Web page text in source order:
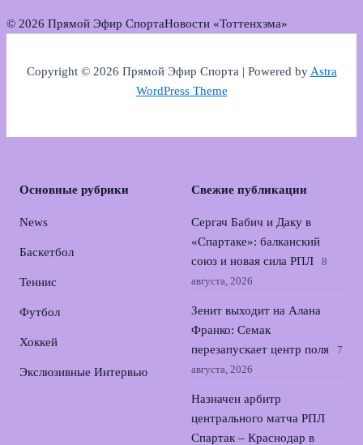
© 2026 Прямой Эфир СпортаНовости «Тоттенхэма»
Copyright © 2026 Прямой Эфир Спорта | Powered byAstra
WordPress Theme
Основные рубрики
News
Баскетбол
Теннис
Футбол
Хоккей
Экслюзивные Интервью
Свежие публикации
Сергач Бабич и Даку в
«Спартаке»: балканский
союз и новая сила РПЛ
8
августа, 2026
Зенит выходит на Алана
Франко: Семак
перезапускает центр поля
7
августа, 2026
Назначен арбитр
центрального матча РПЛ
Спартак – Краснодар в